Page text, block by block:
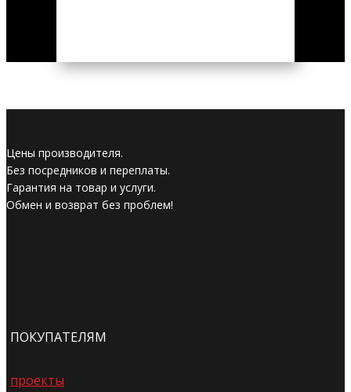
Цены производителя.
Без посредников и переплаты.
Гарантия на товар и услуги.
Обмен и возврат без проблем!
ПОКУПАТЕЛЯМ
проекты